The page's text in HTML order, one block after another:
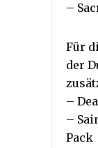
–
Für
der
–
–
Pack